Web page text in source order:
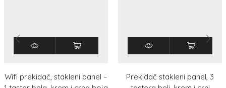
Wifi prekidač, stakleni panel –
Prekidač stakleni panel, 3